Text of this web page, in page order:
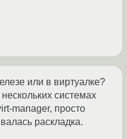
или в виртуалке?
системах
manager, просто
раскладка.